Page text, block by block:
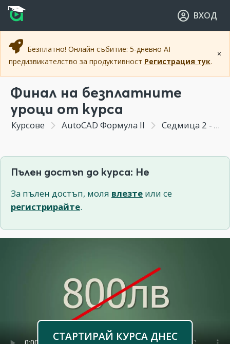
Прескочи към основното съдържание
Прескочи към навигацията
ВХОД
×
Безплатно! Онлайн събитие: 5-дневно AI
предизвикателство за продуктивност Регистрация тук.
Финал на безплатните
уроци от курса
Курсове AutoCAD Формула II Седмица 2 - Правила и особености при избора на слоеве и свойства на блоковете
Пълен достъп до курса: Не
За пълен достъп, моля влезте или се
регистрирайте.
СТАРТИРАЙ КУРСА ДНЕС